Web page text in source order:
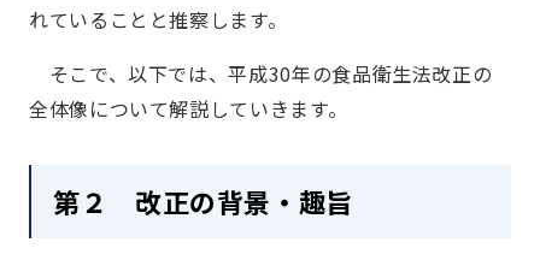
れていることと推察します。
そこで、以下では、平成30年の食品衛生法改正の
全体像について解説していきます。
第２ 改正の背景・趣旨